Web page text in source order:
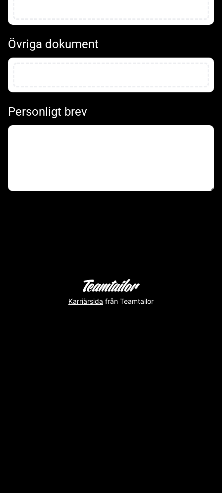
Övriga dokument
Personligt brev
Karriärsida från Teamtailor